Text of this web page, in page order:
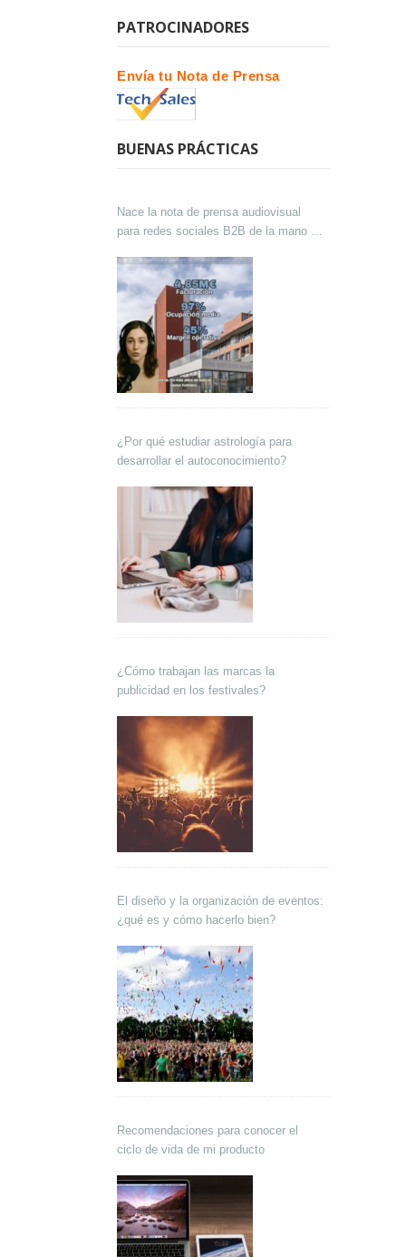
PATROCINADORES
Envía tu Nota de Prensa
BUENAS PRÁCTICAS
Nace la nota de prensa audiovisual
para redes sociales B2B de la mano de
¿Por qué estudiar astrología para
desarrollar el autoconocimiento?
¿Cómo trabajan las marcas la
publicidad en los festivales?
El diseño y la organización de eventos:
¿qué es y cómo hacerlo bien?
Recomendaciones para conocer el
ciclo de vida de mi producto